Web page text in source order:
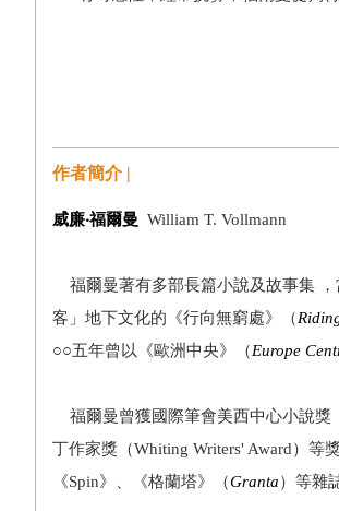
作者簡介 |
威廉‧福爾曼 William T. Vollmann
福爾曼著有多部長篇小說及故事集
客」地下文化的《行向無窮處》（
○○五年曾以《歐洲中央》（Europe
福爾曼曾獲國際筆會美西中心小說獎
丁作家獎（Whiting Writers' Award）等
《Spin》、《格蘭塔》（Granta）等雜